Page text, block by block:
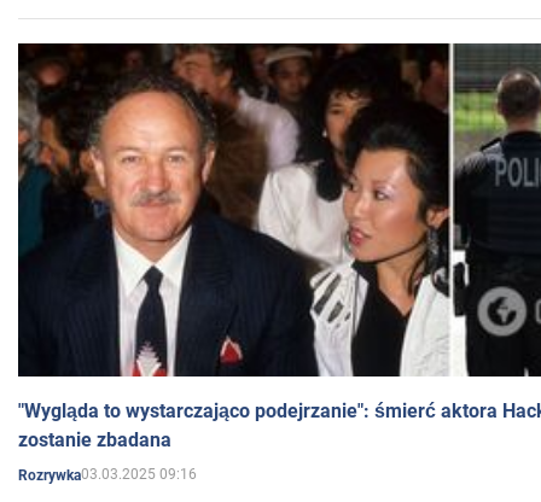
"Wygląda to wystarczająco podejrzanie": śmierć aktora
zostanie zbadana
Rozrywka03.03.2025 09:16